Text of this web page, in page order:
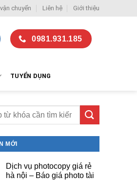
chuyển Liên hệ Giới thiệu
0981.931.185
TUYỂN DỤNG
MỚI
Dịch vụ photocopy giá rẻ
hà nội – Báo giá photo tài